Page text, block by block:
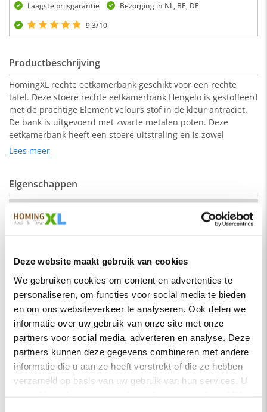
Deze website maakt gebruik van cookies
We gebruiken cookies om content en advertenties te
personaliseren, om functies voor social media te bieden
en om ons websiteverkeer te analyseren. Ook delen we
informatie over uw gebruik van onze site met onze
partners voor social media, adverteren en analyse. Deze
partners kunnen deze gegevens combineren met andere
informatie die u aan ze heeft verstrekt of die ze hebben
verzameld op basis van uw gebruik van hun services. U
Laagste prijsgarantie
Bezorging in NL, BE, DE
9,3/10
Productbeschrijving
HomingXL rechte eetkamerbank geschikt voor een rechte
tafel. Deze stoere rechte eetkamerbank Hengelo is gestoffeerd
met de prachtige Element velours stof in de kleur antraciet.
De bank is uitgevoerd met zwarte metalen poten. Deze
eetkamerbank heeft een stoere uitstraling en is zowel
geschikt voor een industrieel als een modern interieur.
De kleur op de foto kan per computerscherm afwijken van de
werkelijkheid. Zeker weten dat dit de kleur is die je zoekt?
Vraag dan een stukje van de stof op via de knop "kleurstaal
aanvragen".
Zitdiepte: 44 cm
Zithoogte: 51 cm
Stof
Element stof is een velours stofsoort met een zachte
uitstraling. Door de velours stof krijgt de bank een zeer
opvallende en rijke uitstraling. De Element stof is geschikt
voor zowel een modern als een klassiek interieur.
Samenstelling:
100% PES (polyester)
Lees meer
Eigenschappen
hengelo-recht-160-elm02
Montage
Soort
Eetkamerbanken
Vorm
Serie
Hengelo
Kleur
Zwart
Materiaal
Zitbreedte
160 cm
Zitdiepte
44 cm